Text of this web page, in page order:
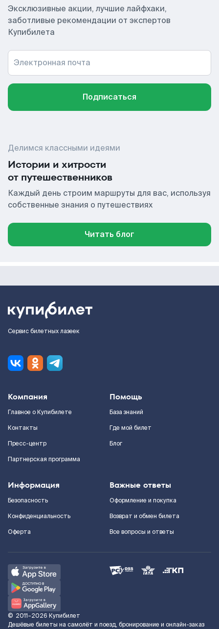
Эксклюзивные акции, лучшие лайфхаки,
заботливые рекомендации от экспертов
Купибилета
Электронная почта
Подписаться
Делимся классными идеями
Истории и хитрости
от путешественников
Каждый день строим маршруты для вас, используя
собственные знания о путешествиях
Читать блог
Сервис билетных лазеек
Компания
Главное о Купибилете
Контакты
Пресс-центр
Партнерская программа
Помощь
База знаний
Где мой билет
Блог
Информация
Безопасность
Конфиденциальность
Оферта
Важные ответы
Оформление и покупка
Возврат и обмен билета
Все вопросы и ответы
© 2011–2026 Купибилет
Дешёвые билеты на самолёт и поезд, бронирование и онлайн-заказ